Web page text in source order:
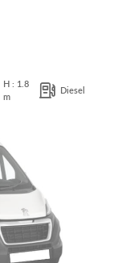
H : 1.8
m
Diesel